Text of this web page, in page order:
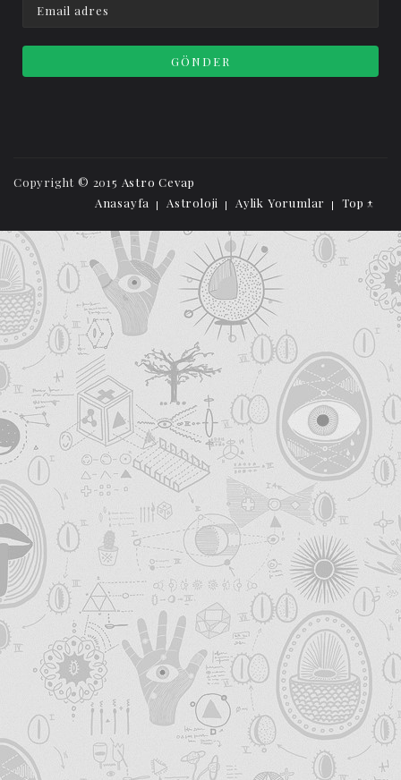
Copyright © 2015 Astro Cevap
Anasayfa
Astroloji Aylik Yorumlar Top ↑